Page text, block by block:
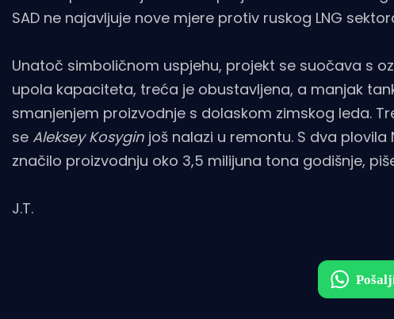
SAD ne najavljuje nove mjere protiv ruskog LNG
Unatoč simboličnom uspjehu, projekt se suočava s
upola kapaciteta, treća je obustavljena, a manjak
smanjenjem proizvodnje s dolaskom zimskog leda.
se Aleksey Kosygin još nalazi u remontu. S dva
značilo proizvodnju oko 3,5 milijuna tona godišnje,
J.T.